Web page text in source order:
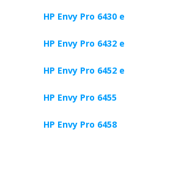
HP Envy Pro 6430 e
HP Envy Pro 6432 e
HP Envy Pro 6452 e
HP Envy Pro 6455
HP Envy Pro 6458